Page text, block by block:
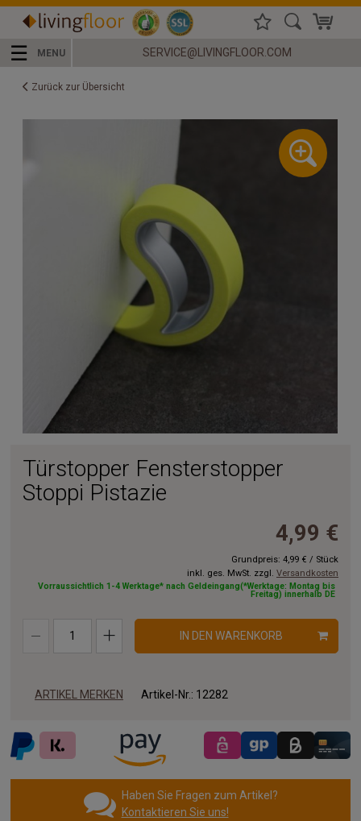
☰ MENU SERVICE@LIVINGFLOOR.COM
Zurück zur Übersicht
Türstopper Fensterstopper
Stoppi Pistazie
4,99 €
Grundpreis: 4,99 € / Stück
inkl. ges. MwSt. zzgl. Versandkosten
Vorraussichtlich 1-4 Werktage* nach Geldeingang(*Werktage: Montag bis
Freitag) innerhalb DE
IN DEN WARENKORB
ARTIKEL MERKEN Artikel-Nr.: 12282
Haben Sie Fragen zum Artikel?
Kontaktieren Sie uns!